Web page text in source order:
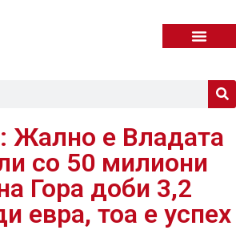
Жално е Владата
со 50 милиони
Гора доби 3,2
евра, тоа е успех